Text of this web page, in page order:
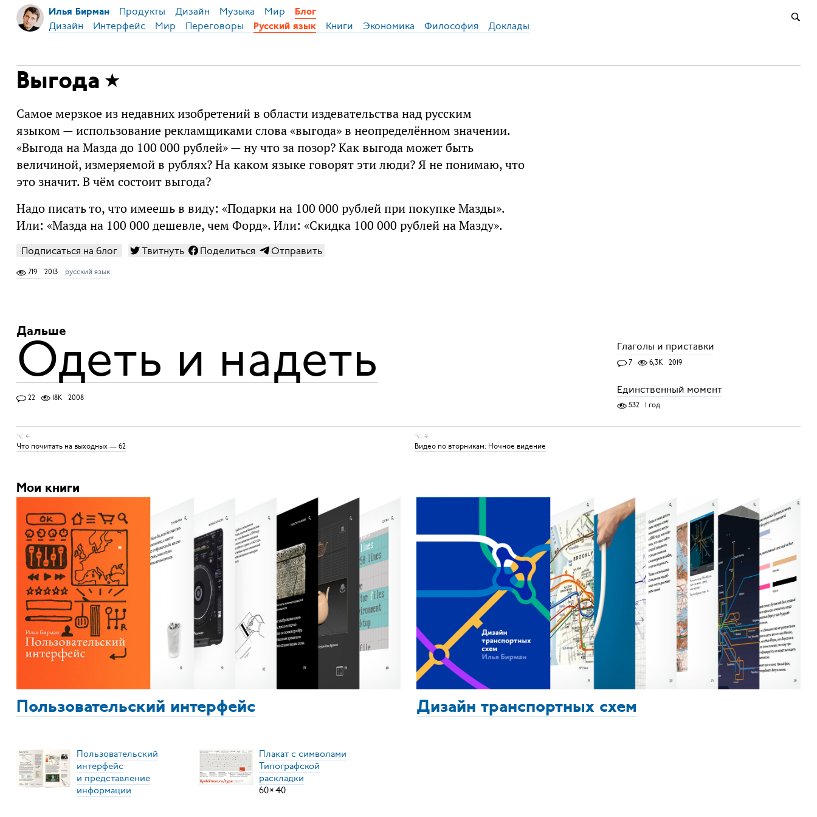
Илья Бирман Продукты Дизайн Музыка Мир Блог
Дизайн Интерфейс Мир Переговоры Русский язык Книги Экономика Философия Доклады
Выгода
Самое мерзкое из недавних изобретений в области издевательства над русским
языком — использование рекламщиками слова «выгода» в неопределённом значении.
«Выгода на Мазда до 100 000 рублей» — ну что за позор? Как выгода может быть
величиной, измеряемой в рублях? На каком языке говорят эти люди? Я не понимаю, что
это значит. В чём состоит выгода?
Надо писать то, что имеешь в виду: «Подарки на 100 000 рублей при покупке Мазды».
Или: «Мазда на 100 000 дешевле, чем Форд». Или: «Скидка 100 000 рублей на Мазду».
Подписаться на блог Твитнуть Поделиться Отправить
719 2013 русский язык
Дальше
Одеть и надеть
22 18K 2008
Глаголы и приставки
7 6,3K 2019
Единственный момент
532 1 год
⌥ ←
Что почитать на выходных — 62
⌥ →
Видео по вторникам: Ночное видение
Мои книги
Пользовательский интерфейс Дизайн транспортных схем
Пользовательский
интерфейс
и представление
информации
Плакат с символами
Типографской
раскладки
60×40